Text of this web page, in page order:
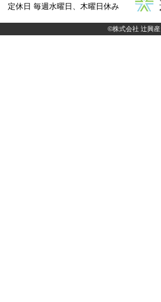
定休日 毎週水曜日、木曜日休み
©株式会社 辻興産